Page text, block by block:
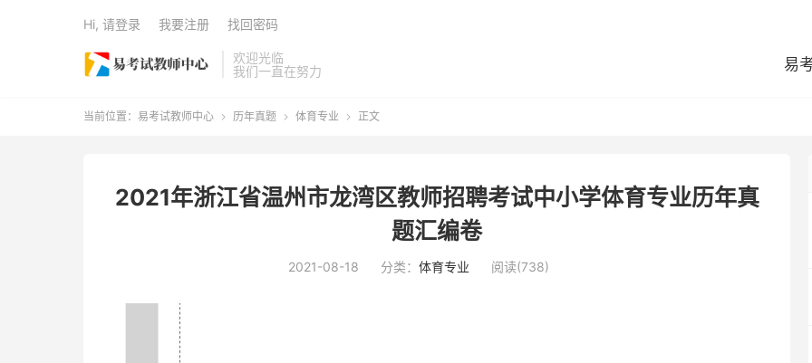
欢迎光临
我们一直在努力
易
Hi, 请登录 我要注册 找回密码
当前位置： 易考试教师中心  历年真题  体育专业  正文
2021年浙江省温州市龙湾区教师招聘考试中小学体育专业历年真
题汇编卷
2021-08-18 分类： 体育专业 阅读(738)